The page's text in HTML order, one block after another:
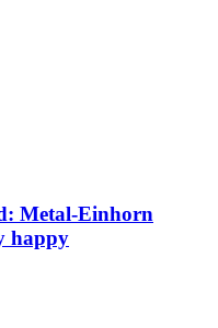
Metal-Einhorn
happy